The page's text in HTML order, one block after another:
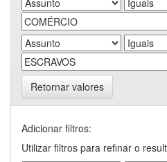
Retornar valores
Adicionar filtros:
Utilizar filtros para refinar o